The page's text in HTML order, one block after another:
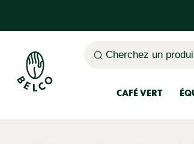
Cherchez un
CAFÉ VERT